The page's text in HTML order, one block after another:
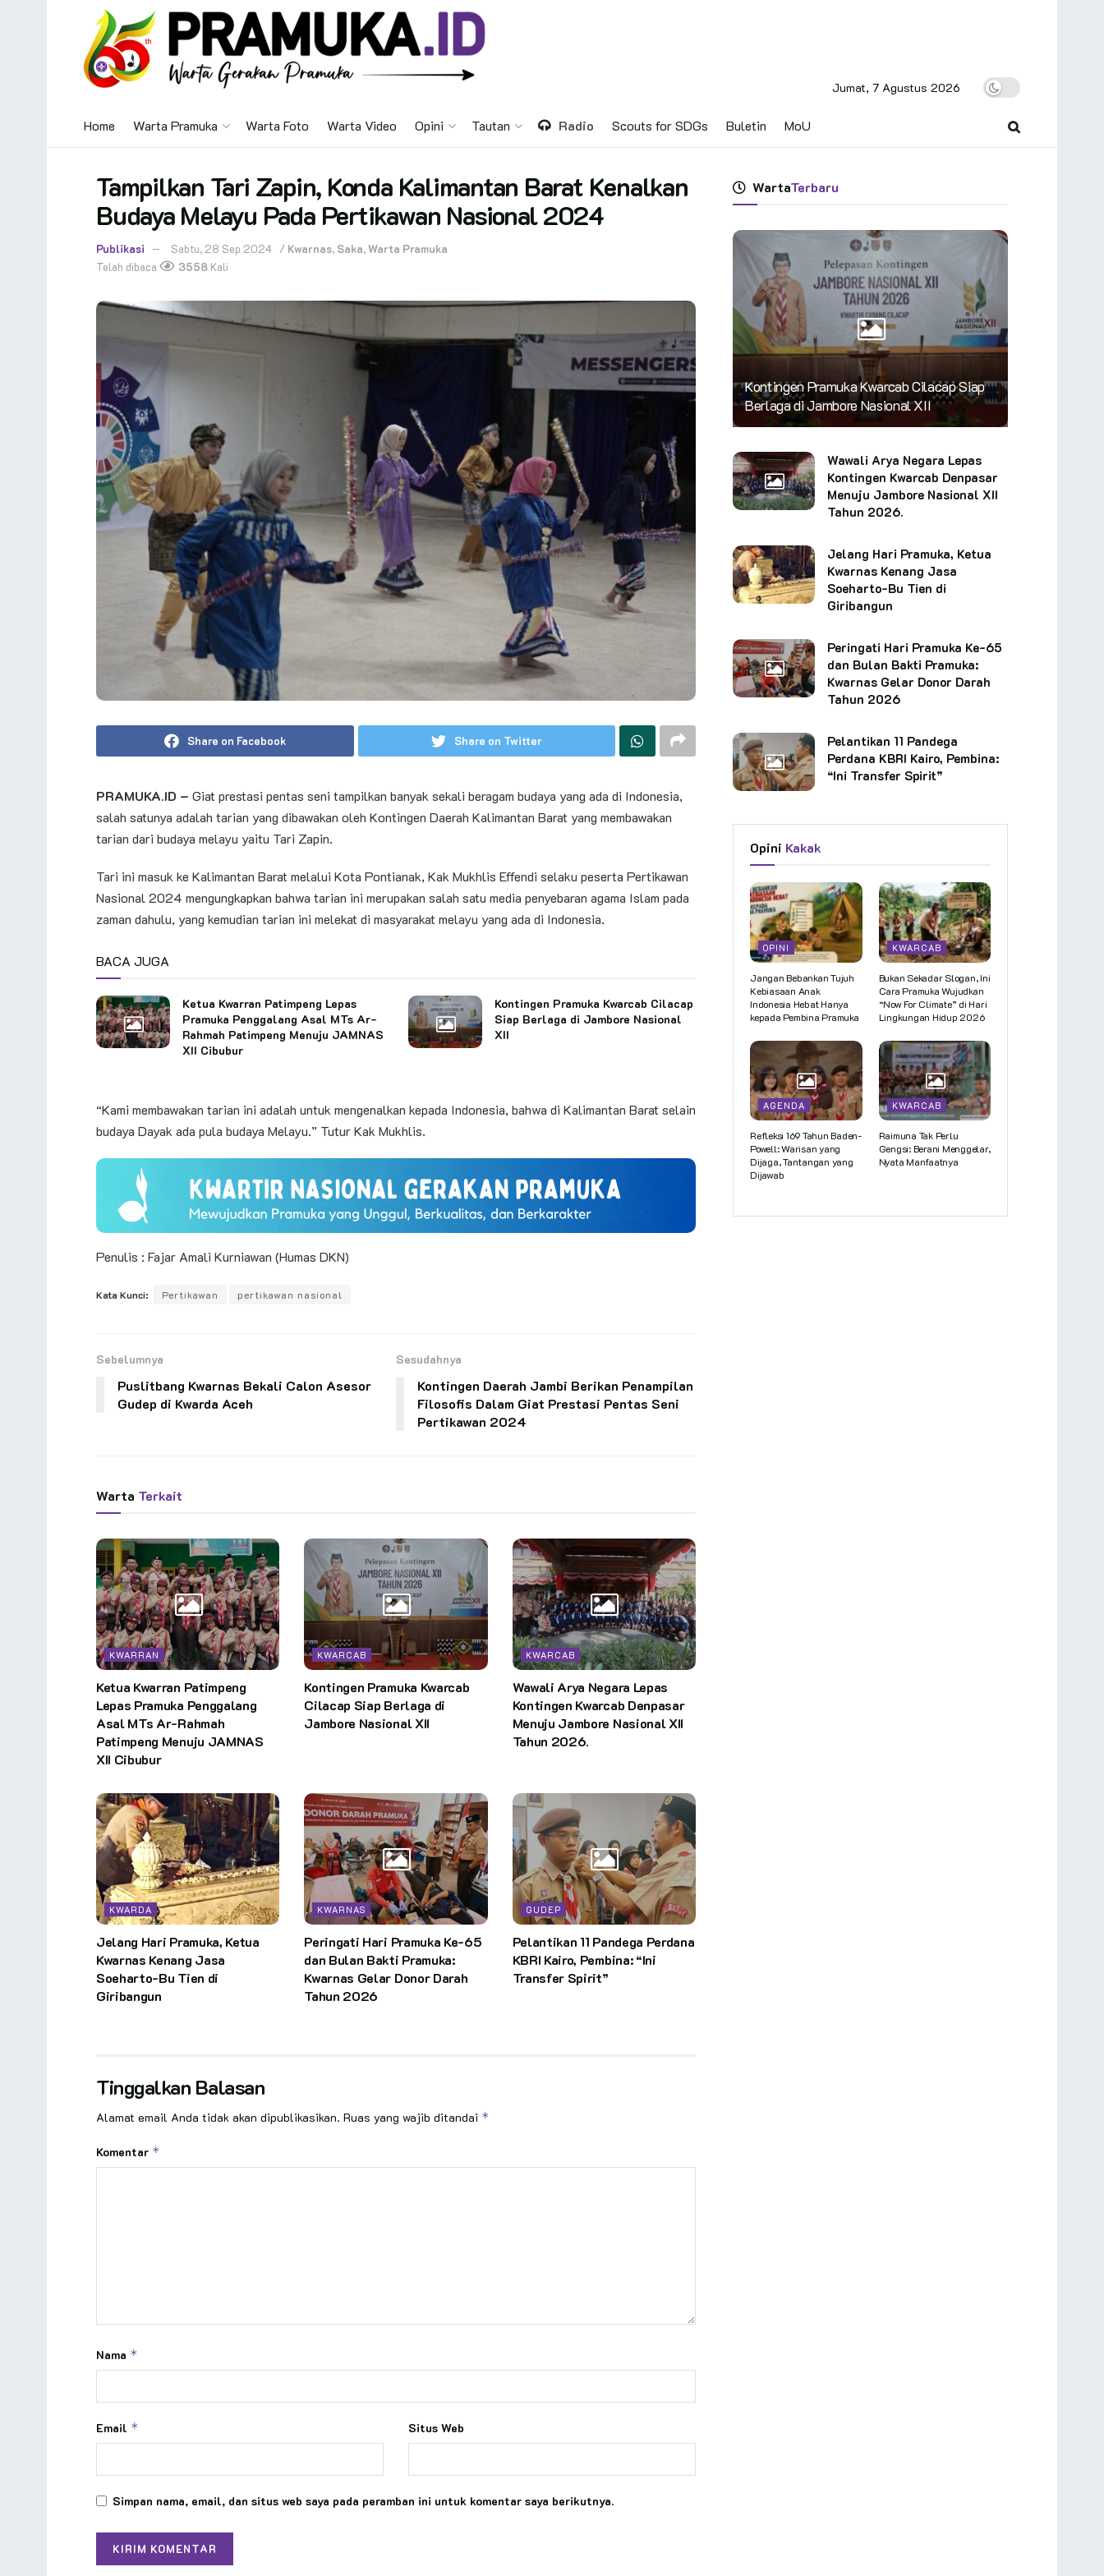
Jumat, 7 Agustus 2026
Home Warta Pramuka Warta Foto Warta Video Opini Tautan Radio Scouts for SDGs Buletin MoU
Tampilkan Tari Zapin, Konda Kalimantan Barat Kenalkan
Budaya Melayu Pada Pertikawan Nasional 2024
Publikasi Sabtu, 28 Sep 2024 / Kwarnas, Saka,Warta Pramuka
Telah dibaca
3558 Kali
Share on Facebook Share on Twitter
PRAMUKA.ID – Giat prestasi pentas seni tampilkan banyak sekali beragam budaya yang ada di Indonesia,
salah satunya adalah tarian yang dibawakan oleh Kontingen Daerah Kalimantan Barat yang membawakan
tarian dari budaya melayu yaitu Tari Zapin.
Tari ini masuk ke Kalimantan Barat melalui Kota Pontianak, Kak Mukhlis Effendi selaku peserta Pertikawan
Nasional 2024 mengungkapkan bahwa tarian ini merupakan salah satu media penyebaran agama Islam pada
zaman dahulu, yang kemudian tarian ini melekat di masyarakat melayu yang ada di Indonesia.
BACA JUGA
Ketua Kwarran Patimpeng Lepas
Pramuka Penggalang Asal MTs Ar-
Rahmah Patimpeng Menuju JAMNAS
XII Cibubur
Kontingen Pramuka Kwarcab Cilacap
Siap Berlaga di Jambore Nasional
XII
“Kami membawakan tarian ini adalah untuk mengenalkan kepada Indonesia, bahwa di Kalimantan Barat selain
budaya Dayak ada pula budaya Melayu.” Tutur Kak Mukhlis.
Penulis : Fajar Amali Kurniawan (Humas DKN)
Kata Kunci: Pertikawan pertikawan nasional
Sebelumnya
Puslitbang Kwarnas Bekali Calon Asesor
Gudep di Kwarda Aceh
Sesudahnya
Kontingen Daerah Jambi Berikan Penampilan
Filosofis Dalam Giat Prestasi Pentas Seni
Pertikawan 2024
Warta Terkait
KWARRAN
Ketua Kwarran Patimpeng
Lepas Pramuka Penggalang
Asal MTs Ar-Rahmah
Patimpeng Menuju JAMNAS
XII Cibubur
KWARCAB
Kontingen Pramuka Kwarcab
Cilacap Siap Berlaga di
Jambore Nasional XII
KWARCAB
Wawali Arya Negara Lepas
Kontingen Kwarcab Denpasar
Menuju Jambore Nasional XII
Tahun 2026.
KWARDA
Jelang Hari Pramuka, Ketua
Kwarnas Kenang Jasa
Soeharto-Bu Tien di
Giribangun
KWARNAS
Peringati Hari Pramuka Ke-65
dan Bulan Bakti Pramuka:
Kwarnas Gelar Donor Darah
Tahun 2026
GUDEP
Pelantikan 11 Pandega Perdana
KBRI Kairo, Pembina: “Ini
Transfer Spirit”
Tinggalkan Balasan
Alamat email Anda tidak akan dipublikasikan. Ruas yang wajib ditandai *
Komentar *
Nama *
Email * Situs Web
Simpan nama, email, dan situs web saya pada peramban ini untuk komentar saya berikutnya.
WartaTerbaru
Kontingen Pramuka Kwarcab Cilacap Siap
Berlaga di Jambore Nasional XII
Wawali Arya Negara Lepas
Kontingen Kwarcab Denpasar
Menuju Jambore Nasional XII
Tahun 2026.
Jelang Hari Pramuka, Ketua
Kwarnas Kenang Jasa
Soeharto-Bu Tien di
Giribangun
Peringati Hari Pramuka Ke-65
dan Bulan Bakti Pramuka:
Kwarnas Gelar Donor Darah
Tahun 2026
Pelantikan 11 Pandega
Perdana KBRI Kairo, Pembina:
“Ini Transfer Spirit”
Opini Kakak
OPINI
Jangan Bebankan Tujuh
Kebiasaan Anak
Indonesia Hebat Hanya
kepada Pembina Pramuka
KWARCAB
Bukan Sekadar Slogan, Ini
Cara Pramuka Wujudkan
“Now For Climate” di Hari
Lingkungan Hidup 2026
AGENDA
Refleksi 169 Tahun Baden-
Powell: Warisan yang
Dijaga, Tantangan yang
Dijawab
KWARCAB
Raimuna Tak Perlu
Gengsi: Berani Menggelar,
Nyata Manfaatnya